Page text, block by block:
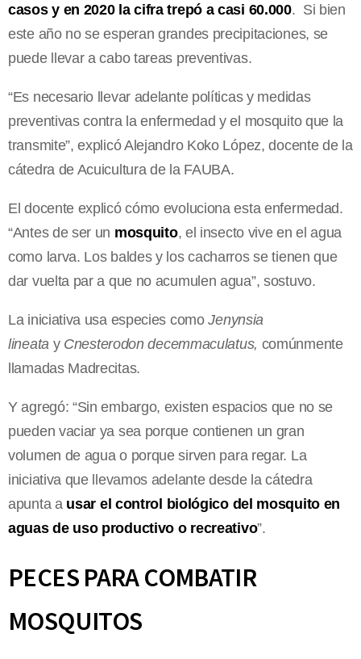
casos y en 2020 la cifra trepó a casi 60.000. Si bien
este año no se esperan grandes precipitaciones, se
puede llevar a cabo tareas preventivas.
“Es necesario llevar adelante políticas y medidas
preventivas contra la enfermedad y el mosquito que la
transmite”, explicó Alejandro Koko López, docente de la
cátedra de Acuicultura de la FAUBA.
El docente explicó cómo evoluciona esta enfermedad.
“Antes de ser un mosquito, el insecto vive en el agua
como larva. Los baldes y los cacharros se tienen que
dar vuelta par a que no acumulen agua”, sostuvo.
La iniciativa usa especies comoJenynsia
lineata y Cnesterodon decemmaculatus, comúnmente
llamadas Madrecitas.
Y agregó: “Sin embargo, existen espacios que no se
pueden vaciar ya sea porque contienen un gran
volumen de agua o porque sirven para regar. La
iniciativa que llevamos adelante desde la cátedra
apunta a usar el control biológico del mosquito en
aguas de uso productivo o recreativo”.
PECES PARA COMBATIR
MOSQUITOS